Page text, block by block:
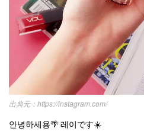
https://instagram.com/
안녕하세용🌴 레이です☀️